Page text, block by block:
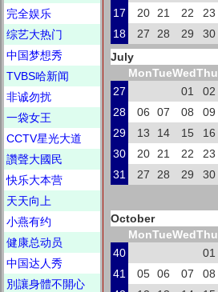
完全娱乐
综艺大热门
中国梦想秀
TVBS哈新闻
非诚勿扰
一袋女王
CCTV星光大道
讚聲大國民
快乐大本营
天天向上
小燕有约
健康总动员
中国达人秀
別讓身體不開心
17
20 21 22 23
18
27 28 29 30
July
MonTueWedThu
27
01 02
28
06 07 08 09
29
13 14 15 16
30
20 21 22 23
31
27 28 29 30
October
MonTueWedThu
40
01
41
05 06 07 08